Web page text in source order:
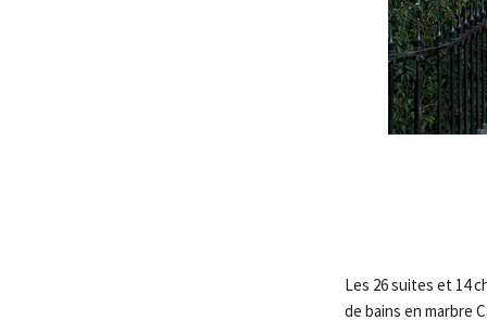
Les 26 suites et 14
de bains en marbre